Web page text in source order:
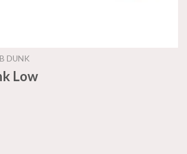
DUNK
Low